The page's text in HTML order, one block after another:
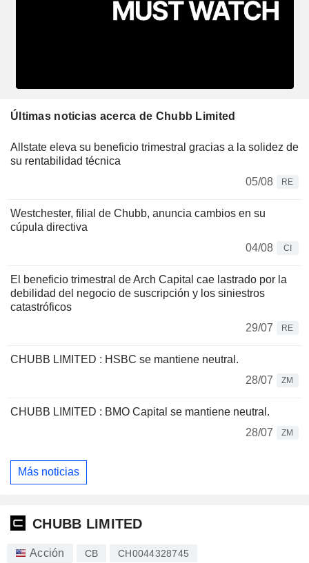
Últimas noticias acerca de Chubb Limited
Allstate eleva su beneficio trimestral gracias a la solidez de
su rentabilidad técnica
05/08
RE
Westchester, filial de Chubb, anuncia cambios en su
cúpula directiva
04/08
CI
El beneficio trimestral de Arch Capital cae lastrado por la
debilidad del negocio de suscripción y los siniestros
catastróficos
29/07
RE
CHUBB LIMITED : HSBC se mantiene neutral.
28/07
ZM
CHUBB LIMITED : BMO Capital se mantiene neutral.
28/07
ZM
Más noticias
CHUBB LIMITED
Acción CB CH0044328745